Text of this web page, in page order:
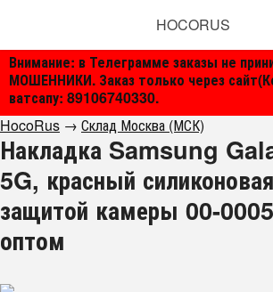
Внимание: в Телеграмме заказы не
МОШЕННИКИ. Заказ только через
ватсапу: 89106740330.
HOCORUS
HocoRus → Склад Москва (МСК)
Накладка Samsung
5G, красный
защитой камеры 00-
оптом